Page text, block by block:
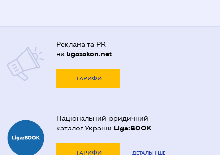
Реклама та PR
на ligazakon.net
ТАРИФИ
Національний юридичний
каталог України Liga:BOOK
ТАРИФИ ДЕТАЛЬНІШЕ